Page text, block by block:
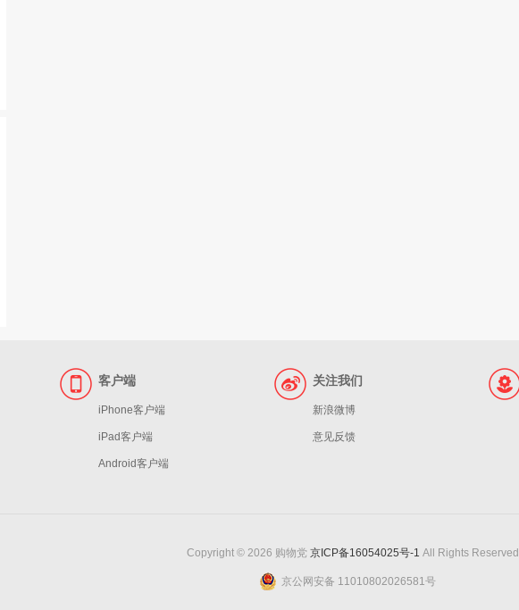
客户端
iPhone客户端
iPad客户端
Android客户端
关注我们
新浪微博
意见反馈
Copyright © 2026 购物党 京ICP备16054025号-1 All Rights Reserved
京公网安备 11010802026581号